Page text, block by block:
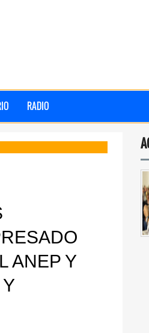
RADIO
ANEP Y